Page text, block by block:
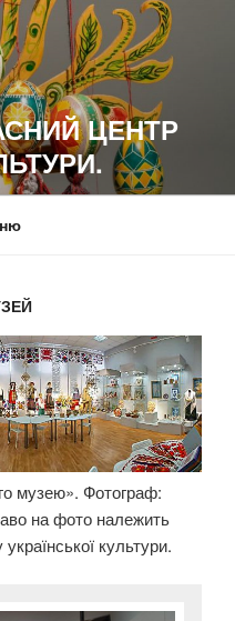
ЦЕНТР
музею». Фотограф:
на фото належить
культури.